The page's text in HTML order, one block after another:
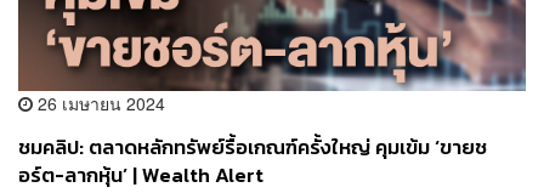
26 เมษายน 2024
ชมคลิป: ตลาดหลักทรัพย์รื้อเกณฑ์ครั้งใหญ่ คุมเข้ม ‘ขายช
อร์ต-ลากหุ้น’ | Wealth Alert